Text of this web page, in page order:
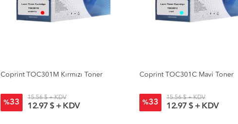
Coprint TOC301M Kırmızı Toner
%33
15.56 $ + KDV
12.97 $ + KDV
Coprint TOC301C Mavi Toner
%33
15.56 $ + KDV
12.97 $ + KDV